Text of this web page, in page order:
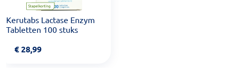
Kerutabs Lactase Enzym
Tabletten 100 stuks
€28,99